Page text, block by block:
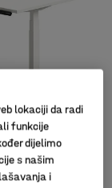
lokaciji da radi
funkcije
dijelimo
s našim
i